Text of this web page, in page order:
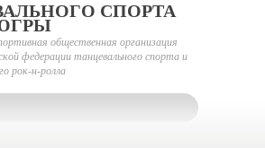
СПОРТА
общественная организация
федерации танцевального спорта и
рок-н-ролла